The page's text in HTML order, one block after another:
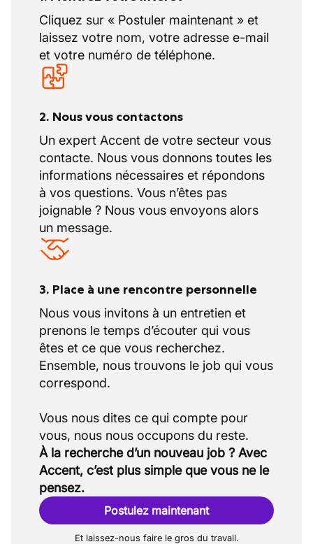
des installations de chauffage. Leur maîtrise
technique permet d’optimiser le rendement
énergétique des systèmes tout en
respectant les normes en vigueur.
Très engagée auprès de sa clientèle, notre
client accorde une attention particulière à
personnalisé. Chaque projet de chauffage
bénéficie d’un accompagnement sur
mesure, afin de garantir des solutions
parfaitement adaptées et une satisfaction
optimale.
Entreprise certifiée, notre client bénéficie
d’une solide réputation à Soignies et dans sa
région, grâce à la qualité de ses réalisations,
centrée sur la relation de confiance.
Cliquez sur « Postuler maintenant » et
laissez votre nom, votre adresse e-mail
et votre numéro de téléphone.
2. Nous vous contactons
Un expert Accent de votre secteur vous
contacte. Nous vous donnons toutes les
informations nécessaires et répondons
à vos questions. Vous n’êtes pas
joignable ? Nous vous envoyons alors
un message.
3. Place à une rencontre personnelle
Nous vous invitons à un entretien et
prenons le temps d’écouter qui vous
êtes et ce que vous recherchez.
Ensemble, nous trouvons le job qui vous
correspond.
Vous nous dites ce qui compte pour
À la recherche d’un nouveau job ? Avec
Accent, c’est plus simple que vous ne le
pensez.
Postulez maintenant
Et laissez-nous faire le gros du travail.